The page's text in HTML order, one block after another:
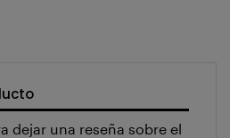
dejar una reseña sobre el